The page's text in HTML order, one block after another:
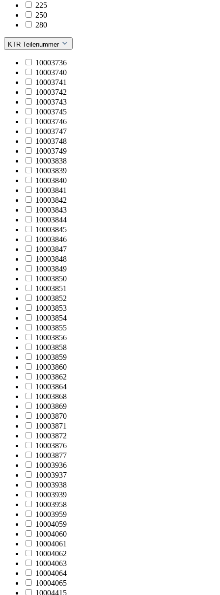
225
250
280
KTR Teilenummer
10003736
10003740
10003741
10003742
10003743
10003745
10003746
10003747
10003748
10003749
10003838
10003839
10003840
10003841
10003842
10003843
10003844
10003845
10003846
10003847
10003848
10003849
10003850
10003851
10003852
10003853
10003854
10003855
10003856
10003858
10003859
10003860
10003862
10003864
10003868
10003869
10003870
10003871
10003872
10003876
10003877
10003936
10003937
10003938
10003939
10003958
10003959
10004059
10004060
10004061
10004062
10004063
10004064
10004065
10004415